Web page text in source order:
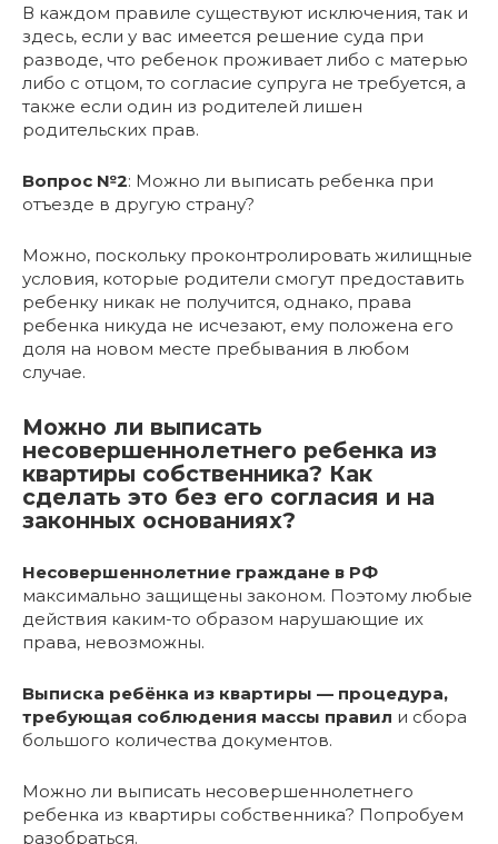
В каждом правиле существуют исключения, так и
здесь, если у вас имеется решение суда при
разводе, что ребенок проживает либо с матерью
либо с отцом, то согласие супруга не требуется, а
также если один из родителей лишен
родительских прав.
Вопрос №2: Можно ли выписать ребенка при
отъезде в другую страну?
Можно, поскольку проконтролировать жилищные
условия, которые родители смогут предоставить
ребенку никак не получится, однако, права
ребенка никуда не исчезают, ему положена его
доля на новом месте пребывания в любом
случае.
Можно ли выписать
несовершеннолетнего ребенка из
квартиры собственника? Как
сделать это без его согласия и на
законных основаниях?
Несовершеннолетние граждане в РФ
максимально защищены законом. Поэтому любые
действия каким-то образом нарушающие их
права, невозможны.
Выписка ребёнка из квартиры — процедура,
требующая соблюдения массы правил и сбора
большого количества документов.
Можно ли выписать несовершеннолетнего
ребенка из квартиры собственника? Попробуем
разобраться.